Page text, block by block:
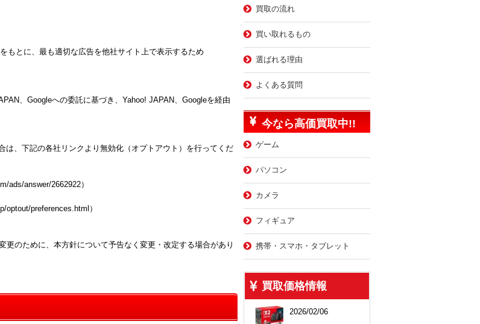
もとに、最も適切な広告を他社サイト上で表示するため
、Googleへの委託に基づき、Yahoo! JAPAN、Googleを経由
、下記の各社リンクより無効化（オプトアウト）を行ってくだ
ads/answer/2662922）
optout/preferences.html ）
のために、本方針について予告なく変更・改定する場合があり
買取の流れ
買い取れるもの
選ばれる理由
よくある質問
今なら高価買取中!!
ゲーム
パソコン
カメラ
フィギュア
携帯・スマホ・タブレット
買取価格情報
2026/02/06